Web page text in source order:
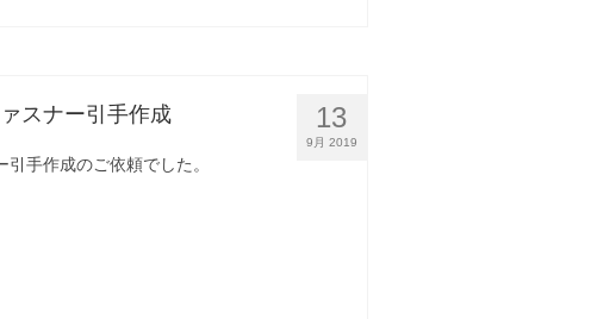
13
9月 2019
スナー引手作成
引手作成のご依頼でした。